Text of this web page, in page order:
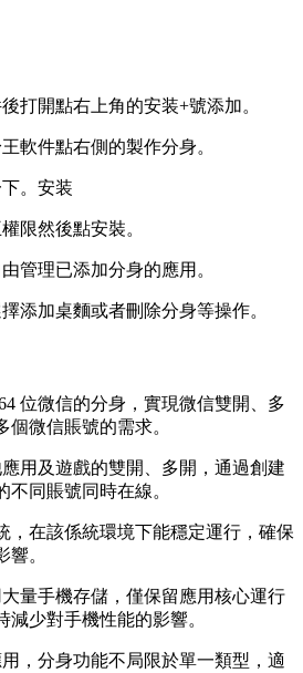
打開點右上角的安装+號添加。
軟件點右側的製作分身。
。安装
限然後點安裝。
管理已添加分身的應用。
添加桌麵或者刪除分身等操作。
位微信的分身，實現微信雙開、多
個微信賬號的需求。
用及遊戲的雙開、多開，通過創建
同賬號同時在線。
，在該係統環境下能穩定運行，確保
。
量手機存儲，僅保留應用核心運行
少對手機性能的影響。
，分身功能不局限於單一類型，適